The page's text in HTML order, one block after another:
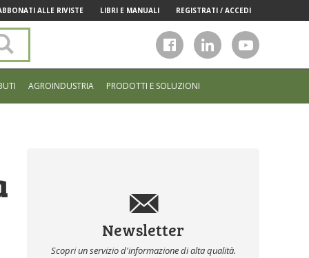
ALLE RIVISTE LIBRI E MANUALI REGISTRATI / ACCEDI
sito
AGROINDUSTRIA PRODOTTI E SOLUZIONI
Newsletter
Scopri un servizio d'informazione di alta qualità.